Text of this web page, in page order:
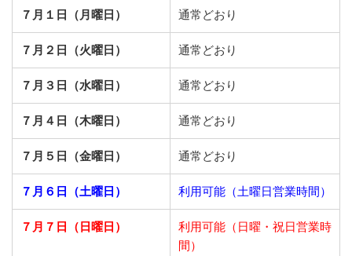
７月１日（月曜日） 通常どおり
７月２日（火曜日） 通常どおり
７月３日（水曜日） 通常どおり
７月４日（木曜日） 通常どおり
７月５日（金曜日） 通常どおり
７月６日（土曜日） 利用可能（土曜日営業時間）
７月７日（日曜日）
利用可能（日曜・祝日営業時
間）